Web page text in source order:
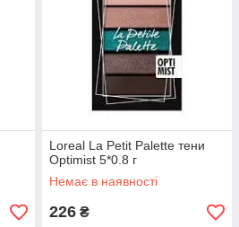
Loreal La Petit Palette тени
Optimist 5*0.8 г
Немає в наявності
226 ₴